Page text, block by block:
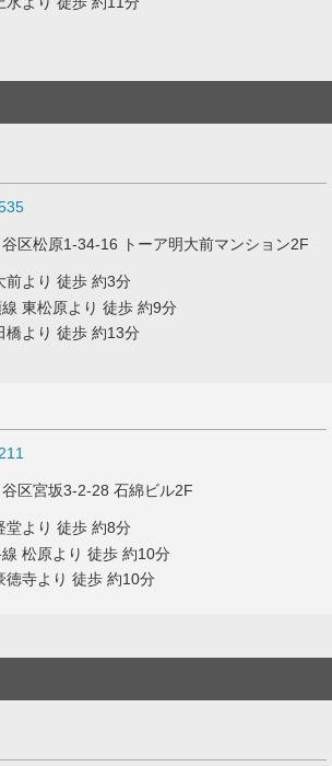
区松原1-34-16 トーア明大前マンション2F
前より 徒歩 約3分
東松原より 徒歩 約9分
橋より 徒歩 約13分
区宮坂3-2-28 石綿ビル2F
堂より 徒歩 約8分
松原より 徒歩 約10分
徳寺より 徒歩 約10分